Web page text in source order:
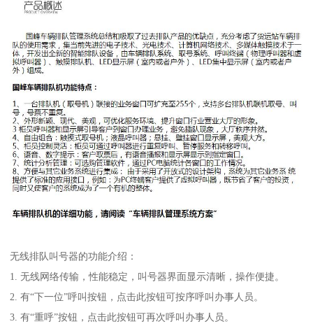
无线排队叫号器的功能介绍：
1. 无线网络传输，性能稳定，叫号器界面显示清晰，操作便捷。
2. 有“下一位”呼叫按钮，点击此按钮可按序呼叫办事人员。
3. 有“重呼”按钮，点击此按钮可再次呼叫办事人员。